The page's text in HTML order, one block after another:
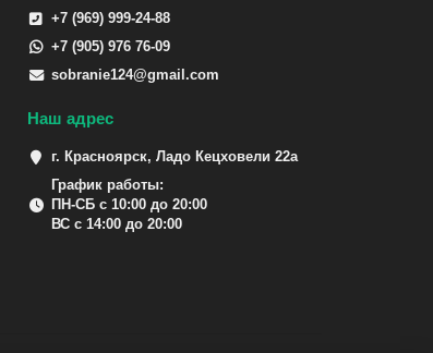
+7 (969) 999-24-88
+7 (905) 976 76-09
sobranie124@gmail.com
Наш адрес
г. Красноярск, Ладо Кецховели 22а
График работы:
ПН-СБ с 10:00 до 20:00
ВС с 14:00 до 20:00